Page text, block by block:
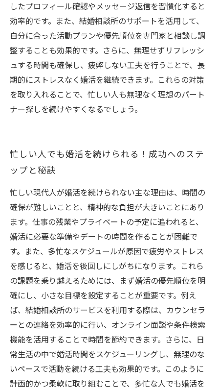
したプロフィール確認やメッセージ返信を習慣化すると
効率的です。また、結婚相談所のサポートを活用して、
自分に合った活動プランや優先順位を専門家と相談し調
整することも効果的です。さらに、無理せずリフレッシ
ュする時間も確保し、疲弊しない工夫を行うことで、長
期的にストレスなく婚活を継続できます。これらの対策
を取り入れることで、忙しい人も無理なく理想のパート
ナー探しを続けやすくなるでしょう。
忙しい人でも婚活を続けられる！成功へのステ
ップと秘訣
忙しい現代人が婚活を続けられない主な理由は、時間の
確保が難しいことと、精神的な負担が大きいことにあり
ます。仕事の残業やプライベートの予定に追われると、
婚活に必要な準備やデートの時間を作ることが困難で
す。また、多忙なスケジュールが原因で疲労やストレス
を感じると、婚活を後回しにしがちになります。これら
の課題を乗り越えるためには、まず婚活の優先順位を明
確にし、小さな目標を設定することが重要です。例え
ば、結婚相談所のサービスを利用する際は、カウンセラ
ーとの連絡を効率的に行い、オンライン面談や条件検索
機能を活用することで時間を節約できます。さらに、日
常生活の中で婚活時間をスケジューリングし、無理のな
いペースで活動を続ける工夫も効果的です。このように
計画的かつ柔軟に取り組むことで、多忙な人でも婚活を